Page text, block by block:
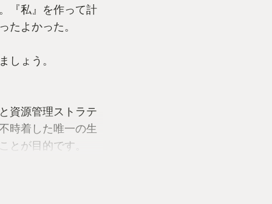
『私』を作って計
たよかった。
しょう。
資源管理ストラテ
時着した唯一の生
とが目的です。
』を増やして仕事